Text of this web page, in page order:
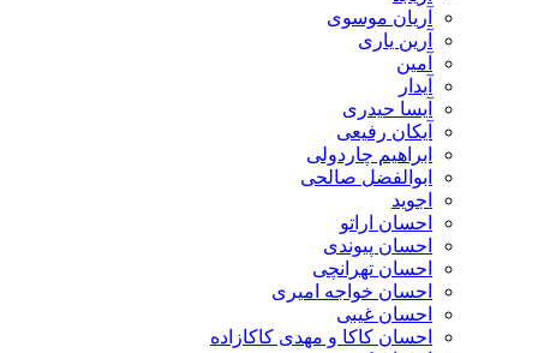
آریان موسوی
آرین یاری
آمین
آیدار
آیسا حیدری
آیکان رفیعی
ابراهیم چاردولی
ابوالفضل صالحی
اجوید
احسان اراتو
احسان پیوندی
احسان تهرانچی
احسان خواجه امیری
احسان غیبی
احسان کاکا و مهدی کاکازاده